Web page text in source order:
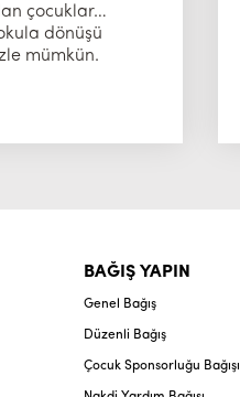
çocuklar…
dönüşü
mümkün.
BAĞIŞ YAPIN
Genel Bağış
Düzenli Bağış
Çocuk Sponsorluğu Bağışı